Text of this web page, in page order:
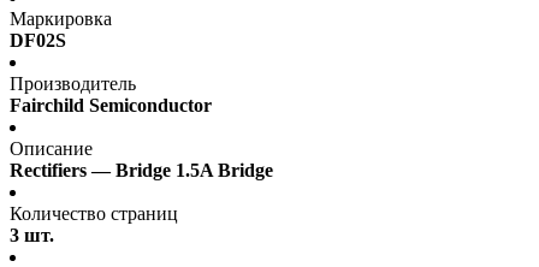
Маркировка
DF02S
Производитель
Fairchild Semiconductor
Описание
Rectifiers — Bridge 1.5A Bridge
Количество страниц
3 шт.